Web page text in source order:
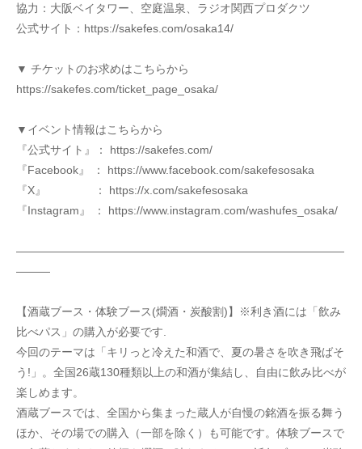
協力：大阪ベイタワー、空庭温泉、ラジオ関西プロダクツ
公式サイト：https://sakefes.com/osaka14/
▼ チケットのお求めはこちらから
https://sakefes.com/ticket_page_osaka/
▼イベント情報はこちらから
『公式サイト』： https://sakefes.com/
『Facebook』 ： https://www.facebook.com/sakefesosaka
『X』　　　　 ： https://x.com/sakefesosaka
『Instagram』 ： https://www.instagram.com/washufes_osaka/
—————————————————————————————
———
【酒蔵ブース・体験ブース(燗酒・炭酸割)】※利き酒には「飲み
比べパス」の購入が必要です.
今回のテーマは「キリっと冷えた和酒で、夏の暑さを吹き飛ばそ
う!」。全国26蔵130種類以上の和酒が集結し、自由に飲み比べが
楽しめます。
酒蔵ブースでは、全国から集まった蔵人が自慢の銘酒を振る舞う
ほか、その場での購入（一部を除く）も可能です。体験ブースで